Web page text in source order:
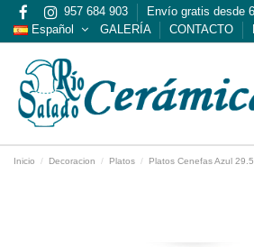
957 684 903
Envío gratis desde
Español
GALERÍA CONTACTO
Inicio Decoracion Platos Platos Cenefas Azul